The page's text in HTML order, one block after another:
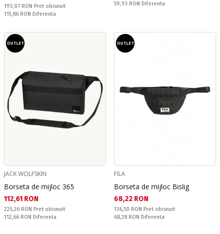
Pret obisnuit:
193,07 RON Pret obisnuit
Спестявате:
115,86 RON Diferenta
Спестявате:
59,93 RON Diferenta
OUTLET
JACK WOLFSKIN
Borseta de mijloc 365
Текуща цена:
112,61 RON
Pret obisnuit:
225,26 RON Pret obisnuit
Спестявате:
112,66 RON Diferenta
OUTLET
FILA
Borseta de mijloc Bislig
Текуща цена:
68,22 RON
Pret obisnuit:
136,50 RON Pret obisnuit
Спестявате:
68,28 RON Diferenta